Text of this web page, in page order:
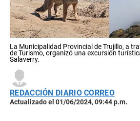
La Municipalidad Provincial de Trujillo, a
de Turismo, organizó una excursión
Salaverry.
REDACCIÓN DIARIO CORREO
Actualizado el 01/06/2024, 09:44 p.m.